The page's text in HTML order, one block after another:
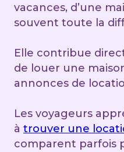
vacances, d’une
souvent toute la
Elle contribue
de louer une
annonces de
Les voyageurs
à trouver une
comparent parfois